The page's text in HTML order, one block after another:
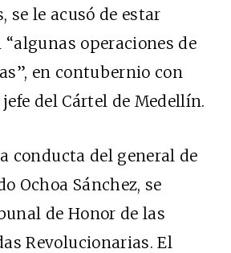
se le acusó de estar
operaciones de
en contubernio con
del Cártel de Medellín.
conducta del general de
Ochoa Sánchez, se
de Honor de las
Revolucionarias. El